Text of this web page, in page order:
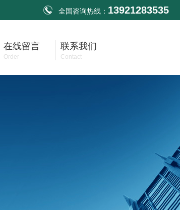
全国咨询热线： 13921283535
在线留言
Order
联系我们
Contact